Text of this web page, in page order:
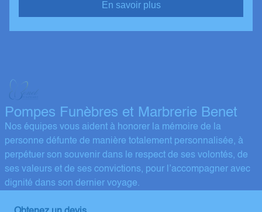
En savoir plus
Pompes Funèbres et Marbrerie Benet
Nos équipes vous aident à honorer la mémoire de la
personne défunte de manière totalement personnalisée, à
perpétuer son souvenir dans le respect de ses volontés, de
ses valeurs et de ses convictions, pour l’accompagner avec
dignité dans son dernier voyage.